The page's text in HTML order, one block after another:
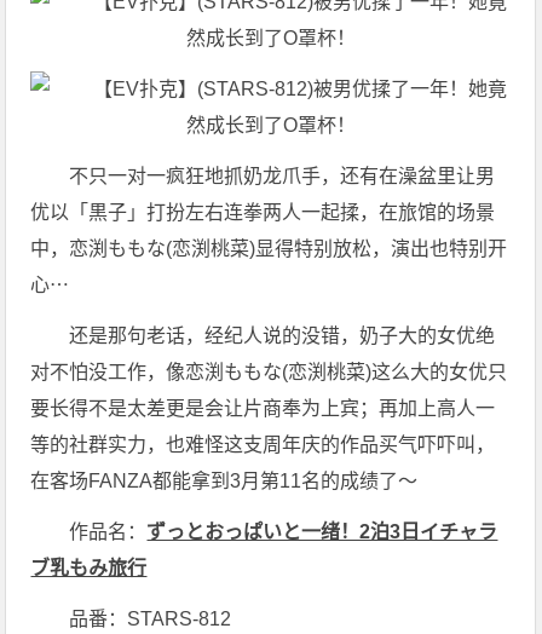
不只一对一疯狂地抓奶龙爪手，还有在澡盆里让男
优以「黒子」打扮左右连拳两人一起揉，在旅馆的场景
中，恋渕ももな(恋渕桃菜)显得特别放松，演出也特别开
心⋯
还是那句老话，经纪人说的没错，奶子大的女优绝
对不怕没工作，像恋渕ももな(恋渕桃菜)这么大的女优只
要长得不是太差更是会让片商奉为上宾；再加上高人一
等的社群实力，也难怪这支周年庆的作品买气吓吓叫，
在客场FANZA都能拿到3月第11名的成绩了〜
作品名： ずっとおっぱいと一绪！2泊3日イチャラ
ブ乳もみ旅行
品番：STARS-812